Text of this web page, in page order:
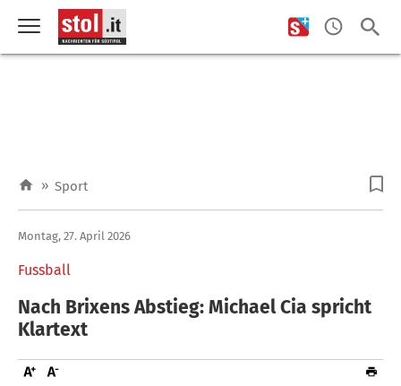
» Sport
Fussball
Montag, 27. April 2026
Nach Brixens Abstieg: Michael Cia spricht
Klartext